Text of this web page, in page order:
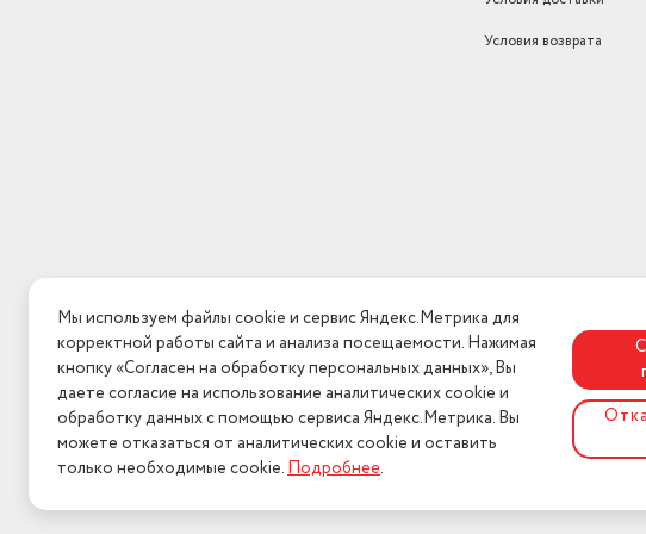
Условия возврата
Мы используем файлы cookie и сервис Яндекс.Метрика для
корректной работы сайта и анализа посещаемости. Нажимая
кнопку «Согласен на обработку персональных данных», Вы
даете согласие на использование аналитических cookie и
обработку данных с помощью сервиса Яндекс.Метрика. Вы
можете отказаться от аналитических cookie и оставить
только необходимые cookie.Подробнее.